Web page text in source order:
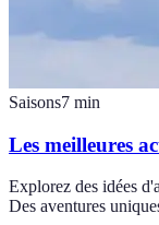
Saisons7 min
Les meilleures
Explorez des idées
Des aventures